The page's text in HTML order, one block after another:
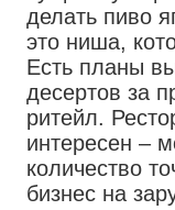
делать пиво
это ниша,
Есть планы
десертов за
ритейл.
интересен –
количество
бизнес на